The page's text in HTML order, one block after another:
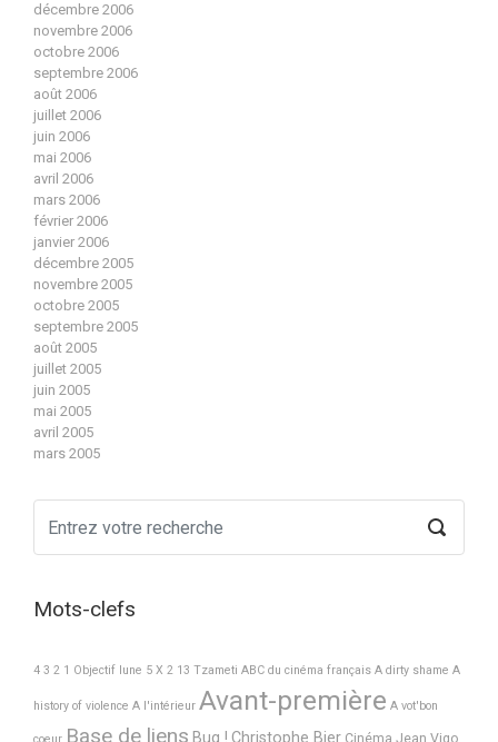
décembre 2006
novembre 2006
octobre 2006
septembre 2006
août 2006
juillet 2006
juin 2006
mai 2006
avril 2006
mars 2006
février 2006
janvier 2006
décembre 2005
novembre 2005
octobre 2005
septembre 2005
août 2005
juillet 2005
juin 2005
mai 2005
avril 2005
mars 2005
Mots-clefs
4 3 2 1 Objectif lune 5 X 2 13 Tzameti ABC du cinéma français A dirty shame A
history of violence A l'intérieur Avant-première A vot'bon
coeur Base de liens Bug ! Christophe Bier Cinéma Jean Vigo